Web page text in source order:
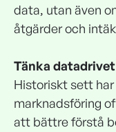
data, utan även
åtgärder och
Tänka datadrivet
Historiskt sett
marknadsföring
att bättre förstå